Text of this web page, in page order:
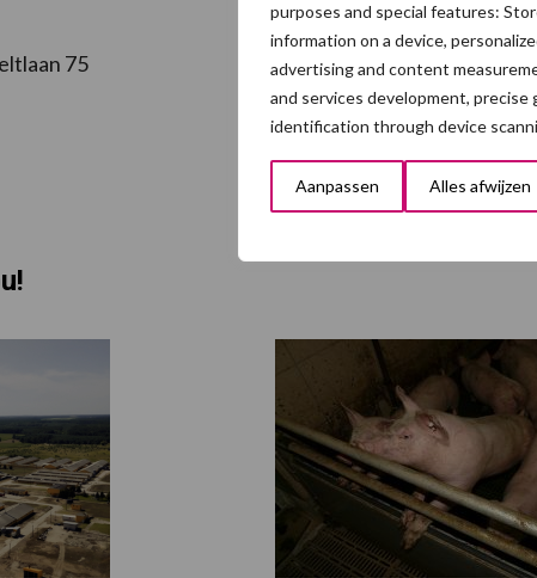
purposes and special features:
information on a device,
advertising and content
and services development, precise
identification through device
Aanpassen Alles afwijzen
75